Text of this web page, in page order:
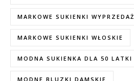
MARKOWE SUKIENKI WYPRZEDAŻ
MARKOWE SUKIENKI WŁOSKIE
MODNA SUKIENKA DLA 50 LATKI
MODNE BLUZKI DAMSKIE